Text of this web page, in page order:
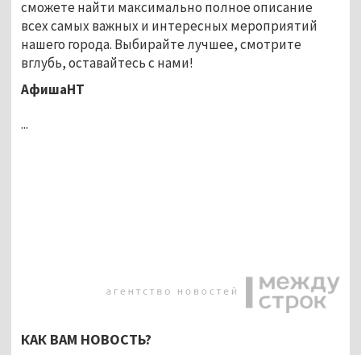
сможете найти максимально полное описание
всех самых важных и интересных мероприятий
нашего города. Выбирайте лучшее, смотрите
вглубь, оставайтесь с нами!
АфишаНТ
...
КАК ВАМ НОВОСТЬ?